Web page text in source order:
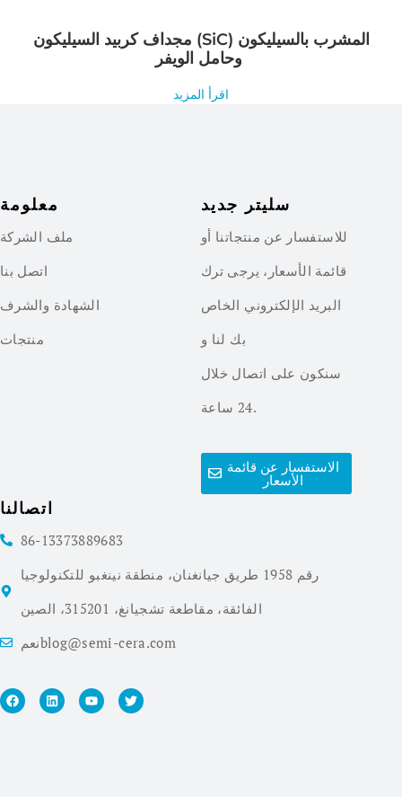
مجداف كربيد السيليكون (SiC) المشرب بالسيليكون
اقرأ المزيد
معلومة
ملف الشركة
اتصل بنا
الشهادة والشرف
منتجات
سليتر جديد
للاستفسار عن منتجاتنا أو
قائمة الأسعار، يرجى ترك
البريد الإلكتروني الخاص
بك لنا و
سنكون على اتصال خلال
24 ساعة.
الاستفسار عن قائمة
الأسعار
اتصالنا
86-13373889683
رقم 1958 طريق جيانغنان، منطقة نينغبو للتكنولوجيا
الفائقة، مقاطعة تشجيانغ، 315201، الصين
نعمblog@semi-cera.com